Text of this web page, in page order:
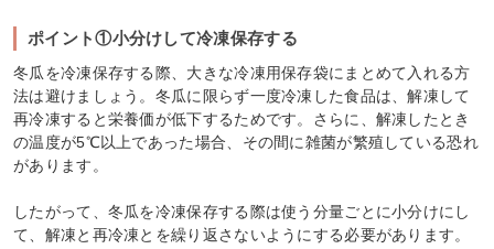
ポイント①小分けして冷凍保存する
冬瓜を冷凍保存する際、大きな冷凍用保存袋にまとめて入れる方
法は避けましょう。冬瓜に限らず一度冷凍した食品は、解凍して
再冷凍すると栄養価が低下するためです。さらに、解凍したとき
の温度が5℃以上であった場合、その間に雑菌が繁殖している恐れ
があります。
したがって、冬瓜を冷凍保存する際は使う分量ごとに小分けにし
て、解凍と再冷凍とを繰り返さないようにする必要があります。